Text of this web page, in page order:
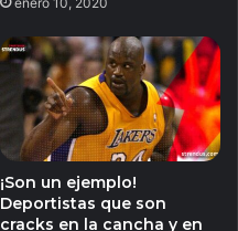
¡Son un ejemplo!
Deportistas que son
cracks en la cancha y en